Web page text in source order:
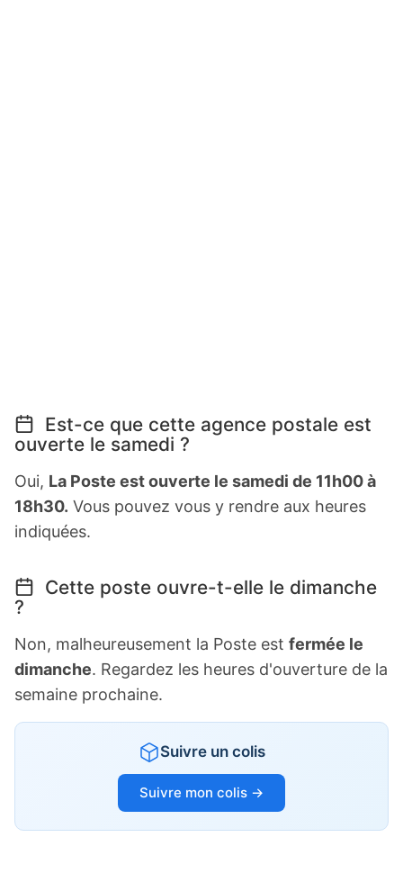
Est-ce que cette agence postale est
ouverte le samedi ?
Oui, La Poste est ouverte le samedi de 11h00 à
18h30. Vous pouvez vous y rendre aux heures
indiquées.
Cette poste ouvre-t-elle le dimanche
?
Non, malheureusement la Poste est fermée le
dimanche. Regardez les heures d'ouverture de la
semaine prochaine.
Suivre un colis
Suivre mon colis →